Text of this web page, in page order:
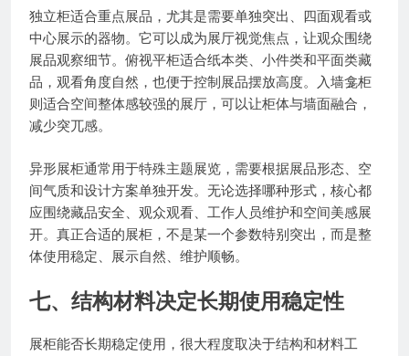
独立柜适合重点展品，尤其是需要单独突出、四面观看或
中心展示的器物。它可以成为展厅视觉焦点，让观众围绕
展品观察细节。俯视平柜适合纸本类、小件类和平面类藏
品，观看角度自然，也便于控制展品摆放高度。入墙龛柜
则适合空间整体感较强的展厅，可以让柜体与墙面融合，
减少突兀感。
异形展柜通常用于特殊主题展览，需要根据展品形态、空
间气质和设计方案单独开发。无论选择哪种形式，核心都
应围绕藏品安全、观众观看、工作人员维护和空间美感展
开。真正合适的展柜，不是某一个参数特别突出，而是整
体使用稳定、展示自然、维护顺畅。
七、结构材料决定长期使用稳定性
展柜能否长期稳定使用，很大程度取决于结构和材料工